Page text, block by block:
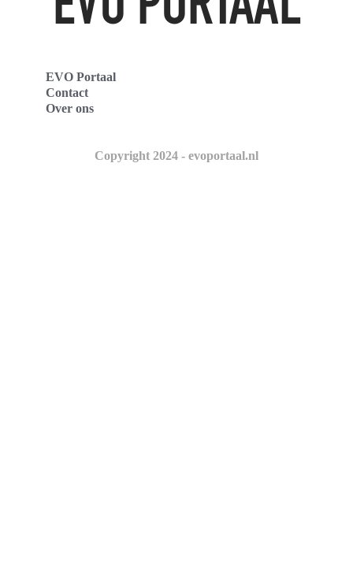
EVO Portaal
Contact
Over ons
Copyright 2024 - evoportaal.nl